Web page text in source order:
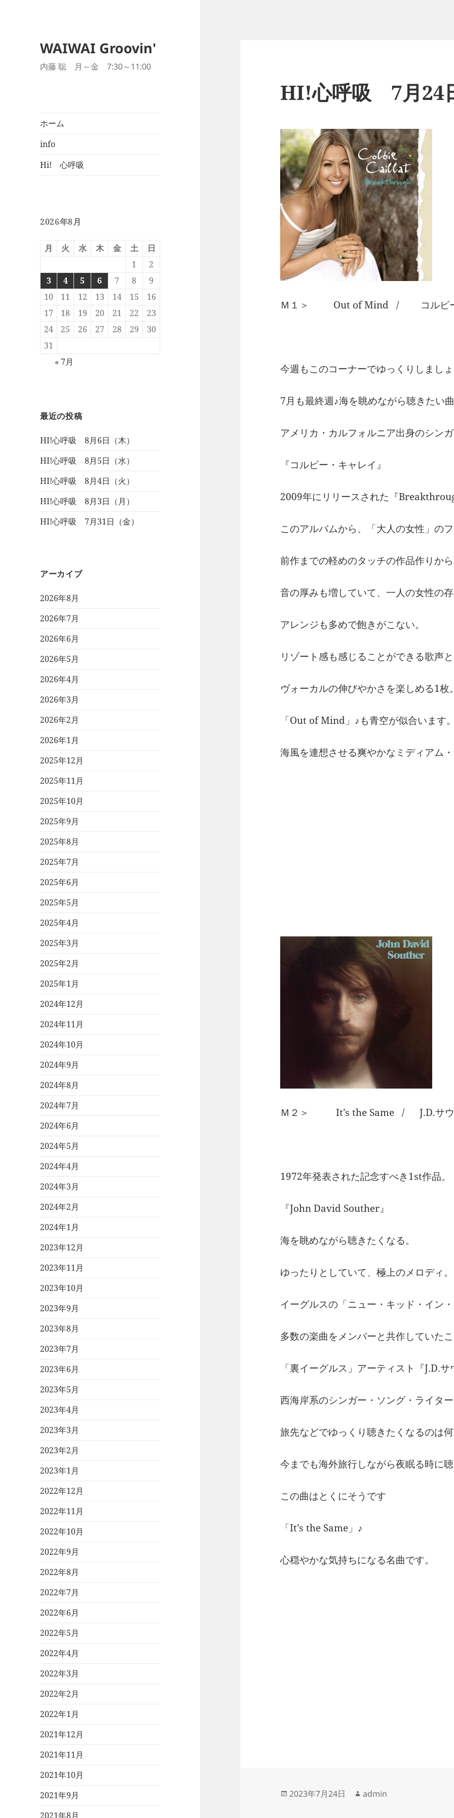
WAIWAI Groovin'
内藤 聡 月～金 7:30～11:00
ホーム
info
Hi! 心呼吸
2026年8月
月 火 水 木 金 土
日
1
2
3
4 5 6 7 8
9
10
11 12 13 14 15
16
17
18 19 20 21 22
23
24
25 26 27 28 29
30
31
« 7月
最近の投稿
HI!心呼吸 8月6日（木）
HI!心呼吸 8月5日（水）
HI!心呼吸 8月4日（火）
HI!心呼吸 8月3日（月）
HI!心呼吸 7月31日（金）
アーカイブ
2026年8月
2026年7月
2026年6月
2026年5月
2026年4月
2026年3月
2026年2月
2026年1月
2025年12月
2025年11月
2025年10月
2025年9月
2025年8月
2025年7月
2025年6月
2025年5月
2025年4月
2025年3月
2025年2月
2025年1月
2024年12月
2024年11月
2024年10月
2024年9月
2024年8月
2024年7月
2024年6月
2024年5月
2024年4月
2024年3月
2024年2月
2024年1月
2023年12月
2023年11月
2023年10月
2023年9月
2023年8月
2023年7月
2023年6月
2023年5月
2023年4月
2023年3月
2023年2月
2023年1月
2022年12月
2022年11月
2022年10月
2022年9月
2022年8月
2022年7月
2022年6月
2022年5月
2022年4月
2022年3月
2022年2月
2022年1月
2021年12月
2021年11月
2021年10月
2021年9月
2021年8月
HI!心呼吸 7月24
Ｍ１＞ Out of Mind / コルビー
今週もこのコーナーでゆっくりしまし
7月も最終週♪海を眺めながら聴きたい
アメリカ・カルフォルニア出身のシン
『コルビー・キャレイ』
2009年にリリースされた『
このアルバムから、「大人の女性」の
前作までの軽めのタッチの作品作りか
音の厚みも増していて、一人の女性の
アレンジも多めで飽きがこない。
リゾート感も感じることができる歌声
ヴォーカルの伸びやかさを楽しめる1枚
「Out of Mind」♪も青空が似合います
海風を連想させる爽やかなミディアム
Ｍ２＞ It’s the Same / J.D.サウ
1972年発表された記念すべき1st作品。
『John David Souther』
海を眺めながら聴きたくなる。
ゆったりとしていて、極上のメロディ。
イーグルスの「ニュー・キッド・イン
多数の楽曲をメンバーと共作していた
「裏イーグルス」アーティスト『J.D.
西海岸系のシンガー・ソング・ライタ
旅先などでゆっくり聴きたくなるのは
今までも海外旅行しながら夜眠る時に
この曲はとくにそうです
「It’s the Same」♪
心穏やかな気持ちになる名曲です。
投
2023年7月24日
作
admin